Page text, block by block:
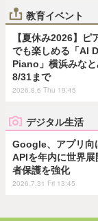
教育イベント
【夏休み2026】ピ
でも楽しめる「AI
Piano」横浜みな
8/31まで
2026.8.6 Thu 19:45
デジタル生活
Google、アプリ向
APIを年内に世界
者保護を強化
2026.7.31 Fri 13:45